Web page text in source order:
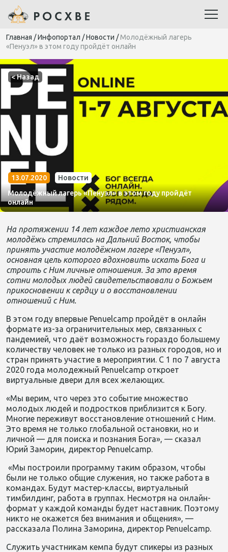
Главная /Инфопортал /Новости /Молодёжный лагерь
«Пенуэл» в этом году пройдёт онлайн
< Назад
13.07.2020
Новости
Молодёжный лагерь «Пенуэл» в этом году пройдёт
онлайн
На протяжении 14 лет каждое лето христианская
молодёжь стремилась на Дальний Восток, чтобы
принять участие молодёжном лагере «Пенуэл»,
основная цель которого вдохновить искать Бога и
строить с Ним личные отношения. За это время
сотни молодых людей свидетельствовали о Божьем
прикосновении к сердцу и о восстановлении
отношений с Ним.
В этом году впервые Penuelcamp пройдёт в онлайн
формате из-за ограничительных мер, связанных с
пандемией, что даёт возможность гораздо большему
количеству человек не только из разных городов, но и
стран принять участие в мероприятии. С 1 по 7 августа
2020 года молодежный Penuelcamp откроет
виртуальные двери для всех желающих.
«Мы верим, что через это событие множество
молодых людей и подростков приблизится к Богу.
Многие переживут восстановление отношений с Ним.
Это время не только глобальной остановки, но и
личной — для поиска и познания Бога», — сказал
Юрий Заморин, директор Penuelcamp.
«Мы построили программу таким образом, чтобы
были не только общие служения, но также работа в
командах. Будут мастер-классы, виртуальный
тимбилдинг, работа в группах. Несмотря на онлайн-
формат у каждой команды будет наставник. Поэтому
никто не окажется без внимания и общения», —
рассказала Полина Заморина, директор Penuelcamp.
Служить участникам кемпа будут спикеры из разных